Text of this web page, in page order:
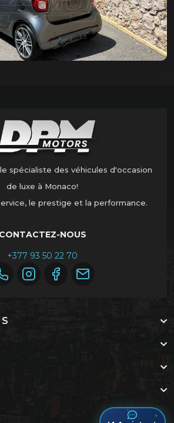
spécialiste des véhicules d'occasion
de luxe à Monaco!
le prestige et la performance.
CONTACTEZ-NOUS
+377 93 50 22 70